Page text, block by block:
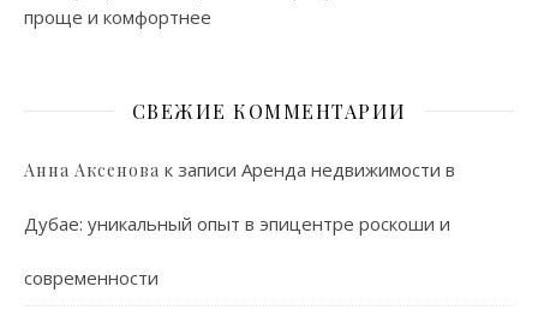
проще и комфортнее
СВЕЖИЕ КОММЕНТАРИИ
Анна Аксенова к записи Аренда недвижимости в
Дубае: уникальный опыт в эпицентре роскоши и
современности